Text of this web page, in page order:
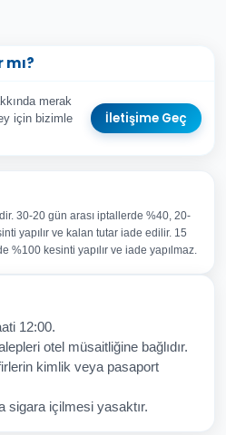
mı?
merak
için bizimle
İletişime Geç
İptal Gönder
30-20 gün arası iptallerde %40, 20-
yapılır ve kalan tutar iade edilir. 15
%100 kesinti yapılır ve iade yapılmaz.
12:00.
otel müsaitliğine bağlıdır.
kimlik veya pasaport
sigara içilmesi yasaktır.